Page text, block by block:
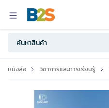
หนังสือ วิชาการและการเรียนรู้